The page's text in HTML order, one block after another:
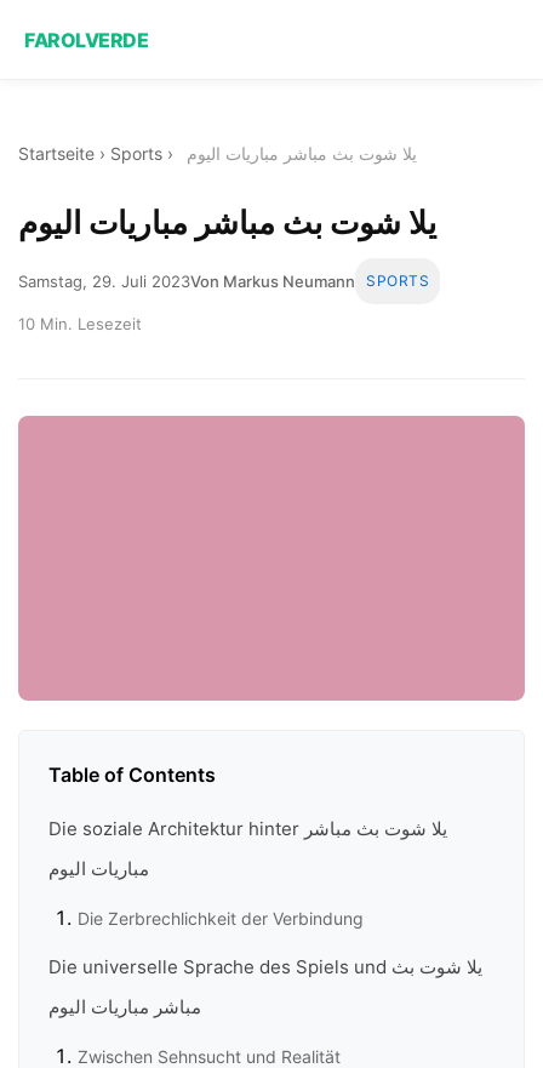
FAROLVERDE
Startseite › Sports › يلا شوت بث مباشر مباريات اليوم
يلا شوت بث مباشر مباريات اليوم
Samstag, 29. Juli 2023Von Markus Neumann SPORTS
10 Min. Lesezeit
Table of Contents
Die soziale Architektur hinter يلا شوت بث مباشر
مباريات اليوم
Die Zerbrechlichkeit der Verbindung
Die universelle Sprache des Spiels und يلا شوت بث
مباشر مباريات اليوم
Zwischen Sehnsucht und Realität